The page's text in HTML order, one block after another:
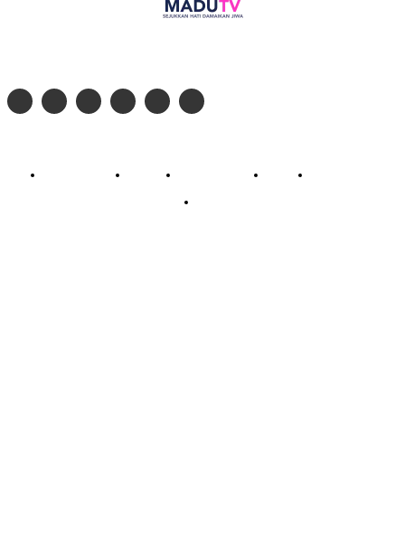
Profil Madu TV Redaksi Pedoman Siber Kontak